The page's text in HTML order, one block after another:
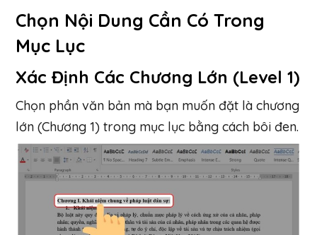
Chọn Nội Dung Cần Có Trong
Mục Lục
Xác Định Các Chương Lớn (Level 1)
Chọn phần văn bản mà bạn muốn đặt là chương
lớn (Chương 1) trong mục lục bằng cách bôi đen.